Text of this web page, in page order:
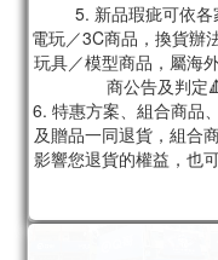
5. 新品瑕疵可依
電玩／3C商品，換貨辦
玩具／模型商品，屬海
商公告及判定
6. 特惠方案、組合商品
及贈品一同退貨，組合
影響您退貨的權益，也